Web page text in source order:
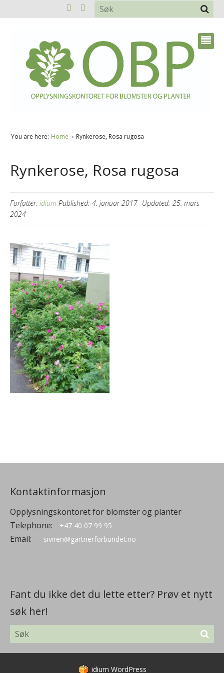
You are here: Home Rynkerose, Rosa rugosa
Rynkerose, Rosa rugosa
Forfatter: idium Published: 4. januar 2017 Updated: 25. mars
2024
Kontaktinformasjon
Opplysningskontoret for blomster og planter
Telephone:
+47 40 07 99 95
Email: siviren@gartnerforbundet.no
Fant du ikke det du lette etter? Prøv et nytt
søk her!
idium WordPress